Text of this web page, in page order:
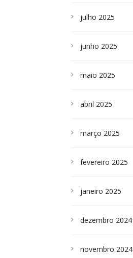
julho 2025
junho 2025
maio 2025
abril 2025
março 2025
fevereiro 2025
janeiro 2025
dezembro 2024
novembro 2024